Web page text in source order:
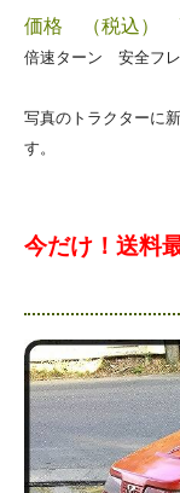
価格 （税込）
倍速ターン 安全フ
写真のトラクターに
す。
今だけ！送料